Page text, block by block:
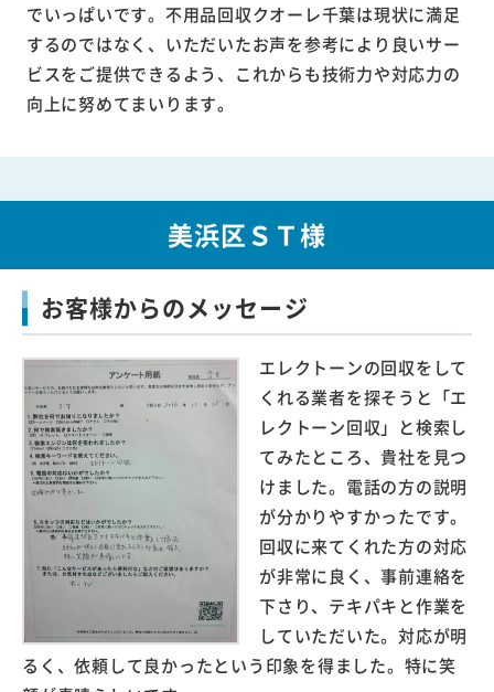
でいっぱいです。不用品回収クオーレ千葉は現状に満足
するのではなく、いただいたお声を参考により良いサー
ビスをご提供できるよう、これからも技術力や対応力の
向上に努めてまいります。
美浜区ＳＴ様
お客様からのメッセージ
エレクトーンの回収をして
くれる業者を探そうと「エ
レクトーン回収」と検索し
てみたところ、貴社を見つ
けました。電話の方の説明
が分かりやすかったです。
回収に来てくれた方の対応
が非常に良く、事前連絡を
下さり、テキパキと作業を
していただいた。対応が明
るく、依頼して良かったという印象を得ました。特に笑